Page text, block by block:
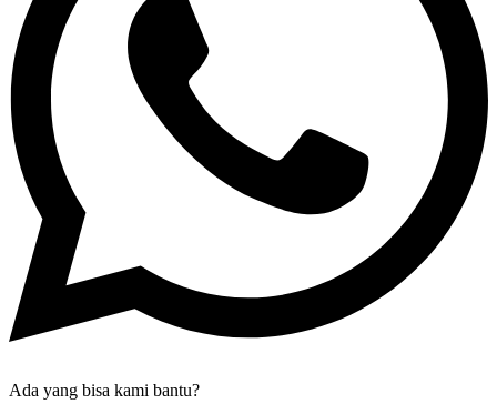
Ada yang bisa kami bantu?